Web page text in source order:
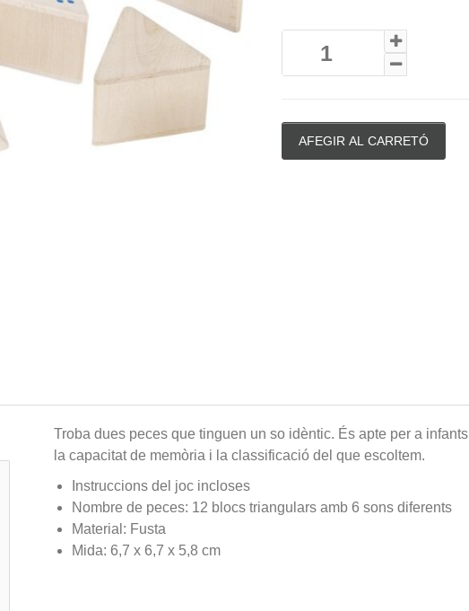
AFEGIR AL CARRETÓ
Troba dues peces que tinguen un so idèntic. És apte per a
la capacitat de memòria i la classificació del que escoltem.
Instruccions del joc incloses
Nombre de peces: 12 blocs triangulars amb 6 sons diferents
Material: Fusta
Mida: 6,7 x 6,7 x 5,8 cm